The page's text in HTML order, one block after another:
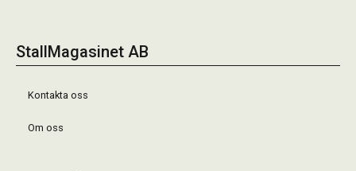
StallMagasinet AB
Kontakta oss
Om oss